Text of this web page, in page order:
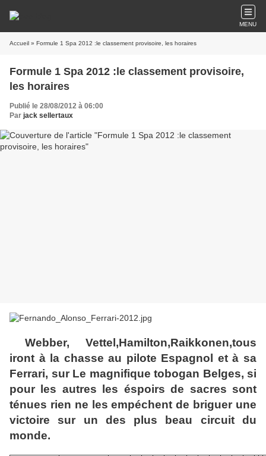
MENU
Accueil » Formule 1 Spa 2012 :le classement provisoire, les horaires
Formule 1 Spa 2012 :le classement provisoire,
les horaires
Publié le 28/08/2012 à 06:00
Par jack sellertaux
Webber, Vettel,Hamilton,Raikkonen,tous
iront à la chasse au pilote Espagnol et à sa
Ferrari, sur Le magnifique tobogan Belges, si
pour les autres les éspoirs de sacres sont
ténues rien ne les empéchent de briguer une
victoire sur un des plus beau circuit du
monde.